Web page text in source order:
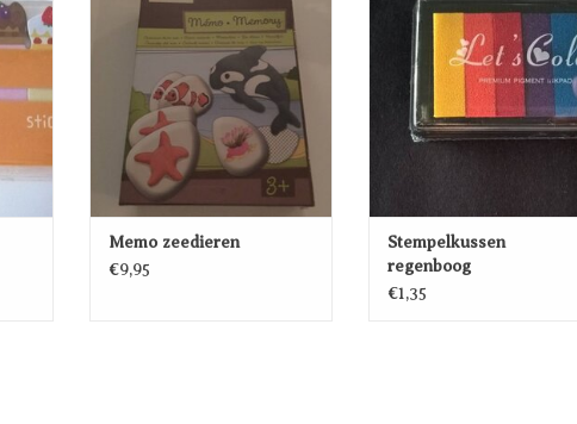
TOEVOEGEN AAN
WINKELWAGEN
Memo zeedieren
€9,95
TOEVOEGEN AAN
WINKELWAGEN
Stempelkussen
regenboog
€1,35